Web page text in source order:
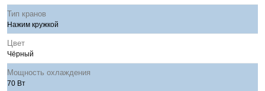
Тип кранов
Нажим кружкой
Цвет
Чёрный
Мощность охлаждения
70 Вт